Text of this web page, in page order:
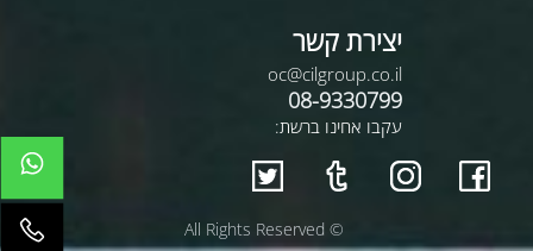
יצירת קשר
oc@cilgroup.co.il
08-9330799
עקבו אחינו ברשת:
© All Rights Reserved